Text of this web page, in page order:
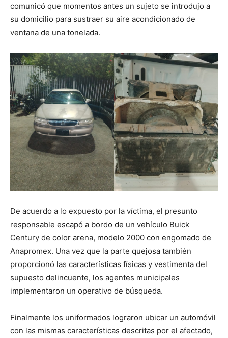
comunicó que momentos antes un sujeto se introdujo a
su domicilio para sustraer su aire acondicionado de
ventana de una tonelada.
De acuerdo a lo expuesto por la víctima, el presunto
responsable escapó a bordo de un vehículo Buick
Century de color arena, modelo 2000 con engomado de
Anapromex. Una vez que la parte quejosa también
proporcionó las características físicas y vestimenta del
supuesto delincuente, los agentes municipales
implementaron un operativo de búsqueda.
Finalmente los uniformados lograron ubicar un automóvil
con las mismas características descritas por el afectado,